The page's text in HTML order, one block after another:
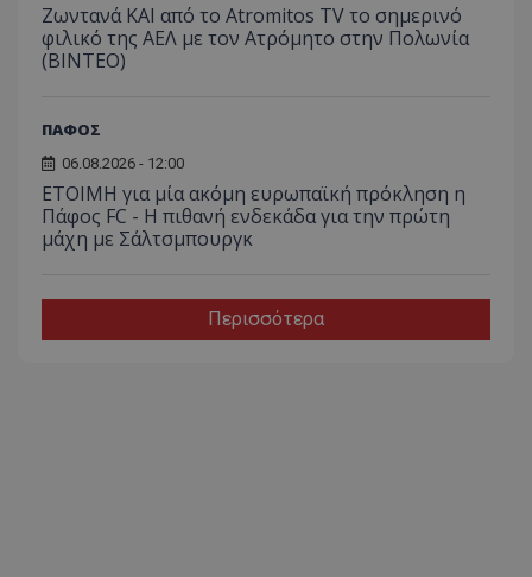
Ζωντανά ΚΑΙ από το Atromitos TV το σημερινό
φιλικό της ΑΕΛ με τον Ατρόμητο στην Πολωνία
(ΒΙΝΤΕΟ)
ΠΑΦΟΣ
06.08.2026 - 12:00
ΕΤΟΙΜΗ για μία ακόμη ευρωπαϊκή πρόκληση η
Πάφος FC - Η πιθανή ενδεκάδα για την πρώτη
μάχη με Σάλτσμπουργκ
Περισσότερα